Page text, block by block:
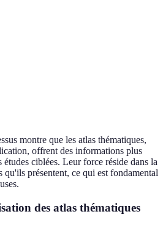
montre que les atlas thématiques,
offrent des informations plus
études ciblées. Leur force réside dans la
présentent, ce qui est fondamental
des atlas thématiques